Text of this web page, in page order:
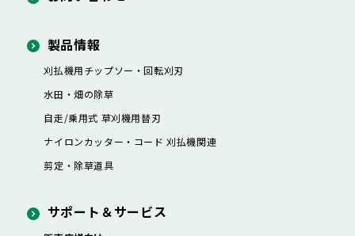
製品情報
刈払機用チップソー・回転刈刃
水田・畑の除草
自走/乗用式 草刈機用替刃
ナイロンカッター・ コード 刈払機関連
剪定・除草道具
サポート＆サービス